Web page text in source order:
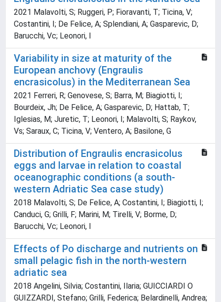
2021 Malavolti, S; Ruggeri, P; Fioravanti, T; Ticina, V;
Costantini, I; De Felice, A; Splendiani, A; Gasparevic, D;
Barucchi, Vc; Leonori, I
Variability in size at maturity of the
European anchovy (Engraulis
encrasicolus) in the Mediterranean Sea
2021 Ferreri, R; Genovese, S; Barra, M; Biagiotti, I;
Bourdeix, Jh; De Felice, A; Gasparevic, D; Hattab, T;
Iglesias, M; Juretic, T; Leonori, I; Malavolti, S; Raykov,
Vs; Saraux, C; Ticina, V; Ventero, A; Basilone, G
Distribution of Engraulis encrasicolus
eggs and larvae in relation to coastal
oceanographic conditions (a south-
western Adriatic Sea case study)
2018 Malavolti, S; De Felice, A; Costantini, I; Biagiotti, I;
Canduci, G; Grilli, F; Marini, M; Tirelli, V; Borme, D;
Barucchi, Vc; Leonori, I
Effects of Po discharge and nutrients on
small pelagic fish in the north-western
adriatic sea
2018 Angelini, Silvia; Costantini, Ilaria; GUICCIARDI O
GUIZZARDI, Stefano; Grilli, Federica; Belardinelli, Andrea;